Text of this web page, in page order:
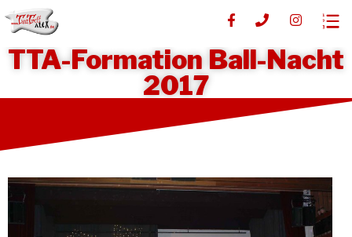
TTA-Formation Ball-Nacht
2017